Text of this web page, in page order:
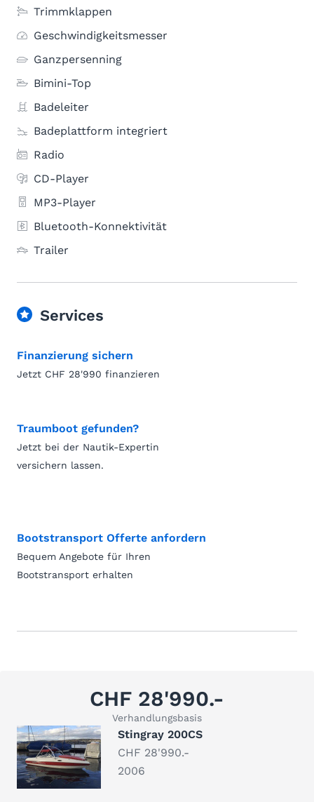
Trimmklappen
Geschwindigkeitsmesser
Ganzpersenning
Bimini-Top
Badeleiter
Badeplattform integriert
Radio
CD-Player
MP3-Player
Bluetooth-Konnektivität
Trailer
Services
Finanzierung sichern
Jetzt CHF 28'990 finanzieren
Traumboot gefunden?
Jetzt bei der Nautik-Expertin
versichern lassen.
Bootstransport Offerte anfordern
Bequem Angebote für Ihren
Bootstransport erhalten
CHF 28'990.-
Verhandlungsbasis
Stingray 200CS
CHF 28'990.-
2006